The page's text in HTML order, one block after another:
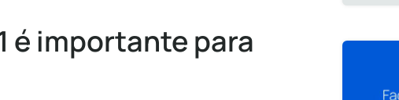
é importante para